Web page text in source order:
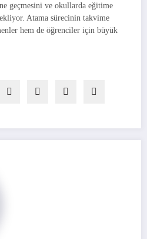
geçmesini ve okullarda eğitime
Atama sürecinin takvime
hem de öğrenciler için büyük